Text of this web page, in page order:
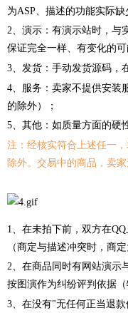
为ASP、描述的功能实际缺
2、演示：有演示站时，与
保证完全一样、有变化的
3、发货：手动发货源码，
4、服务：卖家不提供安装
的除外）；
5、其他：如质量方面的硬
注：经核实符合上述任一
除外。交易中的商品，卖
1、在未拍下前，双方在
（商定与描述冲突时，商定
2、在商品同时有网站演示
按图演作为纠纷评判依据
3、在没有"无任何正当退